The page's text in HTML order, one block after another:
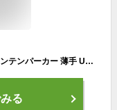
アウトドア コンパクト 速乾 男性 夏服 夏 マウンテンパーカー 薄手 UVカット フード付き 取り外し可能 パーカー 冷感 長袖 キャンプ 釣り 海外旅行 ラッシュガード メンズ 紫外線対策 アウトドア スポーツ用 普段着 速乾 通勤 ラッシュガード
る